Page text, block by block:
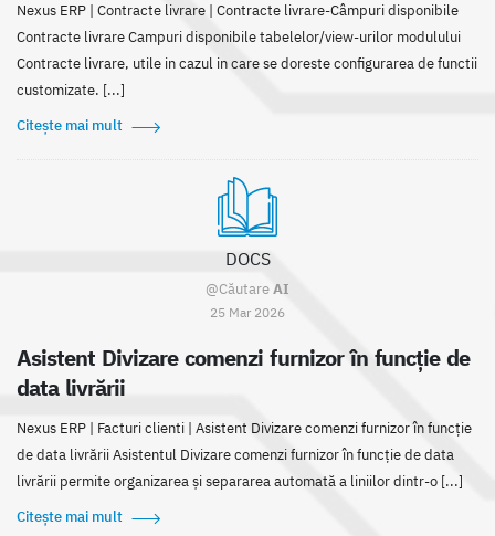
Nexus ERP | Contracte livrare | Contracte livrare-Câmpuri disponibile
Contracte livrare Campuri disponibile tabelelor/view-urilor modulului
Contracte livrare, utile in cazul in care se doreste configurarea de functii
customizate. [...]
Citește mai mult
DOCS
@CăutareAI
25 Mar 2026
Asistent Divizare comenzi furnizor în funcție de
data livrării
Nexus ERP | Facturi clienti | Asistent Divizare comenzi furnizor în funcție
de data livrării Asistentul Divizare comenzi furnizor în funcție de data
livrării permite organizarea și separarea automată a liniilor dintr-o [...]
Citește mai mult